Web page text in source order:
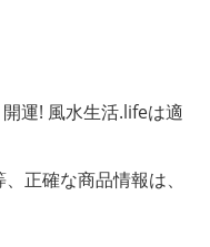
運! 風水生活.lifeは適
正確な商品情報は、